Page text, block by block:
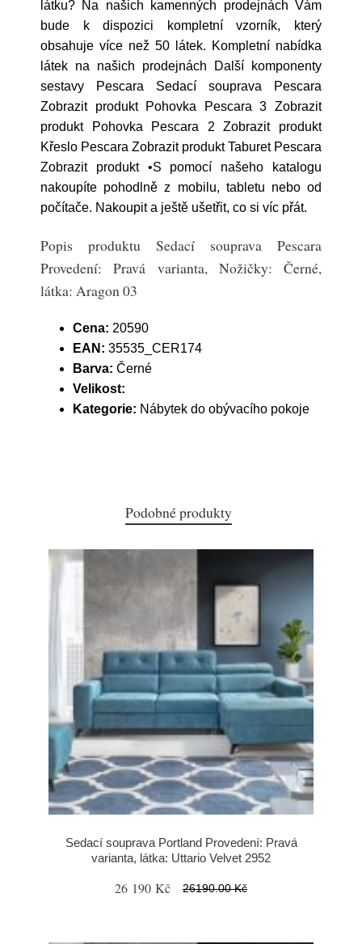
látku? Na našich kamenných prodejnách Vám
bude k dispozici kompletní vzorník, který
obsahuje více než 50 látek. Kompletní nabídka
látek na našich prodejnách Další komponenty
sestavy Pescara Sedací souprava Pescara
Zobrazit produkt Pohovka Pescara 3 Zobrazit
produkt Pohovka Pescara 2 Zobrazit produkt
Křeslo Pescara Zobrazit produkt Taburet Pescara
Zobrazit produkt •S pomocí našeho katalogu
nakoupíte pohodlně z mobilu, tabletu nebo od
počítače. Nakoupit a ještě ušetřit, co si víc přát.
Popis produktu Sedací souprava Pescara
Provedení: Pravá varianta, Nožičky: Černé,
látka: Aragon 03
Cena: 20590
EAN: 35535_CER174
Barva: Černé
Velikost:
Kategorie: Nábytek do obývacího pokoje
Podobné produkty
Sedací souprava Portland Provedení: Pravá
varianta, látka: Uttario Velvet 2952
26 190 Kč 26190.00 Kč